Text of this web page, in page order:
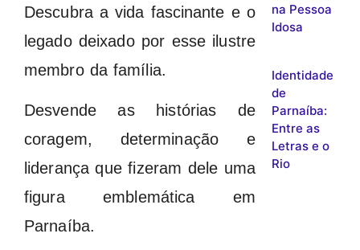
Descubra a vida fascinante e o
legado deixado por esse ilustre
membro da família.
Desvende as histórias de
coragem, determinação e
liderança que fizeram dele uma
figura emblemática em
Parnaíba.
na Pessoa
Idosa
Identidade
de
Parnaíba:
Entre as
Letras e o
Rio